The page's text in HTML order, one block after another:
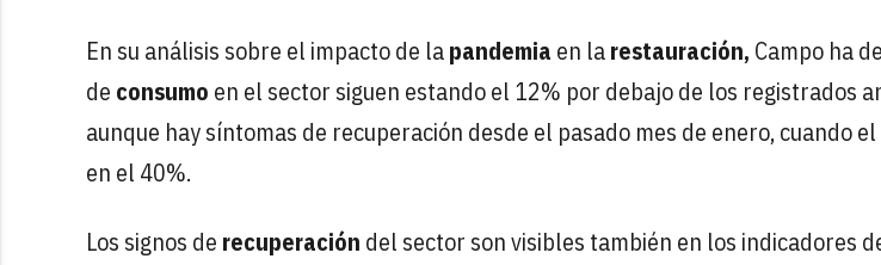
En su análisis sobre el impacto de lapandemia en larestauración, Campo ha
de consumo en el sector siguen estando el 12% por debajo de los registrados
aunque hay síntomas de recuperación desde el pasado mes de enero, cuando
en el 40%.
Los signos de recuperación del sector son visibles también en los indicadores